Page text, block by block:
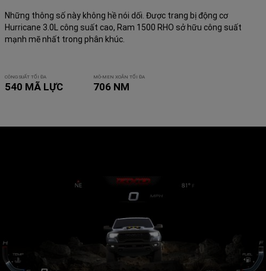
Những thông số này không hề nói dối. Được trang bị động cơ
Hurricane 3.0L công suất cao, Ram 1500 RHO sở hữu công suất
mạnh mẽ nhất trong phân khúc.
CÔNG SUẤT TỐI ĐA
540 MÃ LỰC
MÔ-MEN XOẮN TỐI ĐA
706 NM